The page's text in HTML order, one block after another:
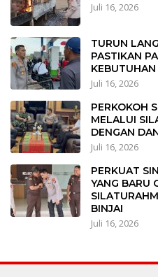
Juli 16, 2026
TURUN
PASTIKAN
Juli 16, 2026
PERKOKOH
MELALUI
DENGAN
Juli 16, 2026
PERKUAT
YANG BARU
BINJAI
Juli 16, 2026